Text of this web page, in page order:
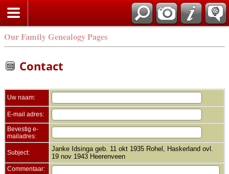
Our Family Genealogy Pages
Contact
Uw naam:
E-mail adres:
Bevestig e-
mailadres:
Subject:
Janke Idsinga geb. 11 okt 1935 Rohel, Haskerland ovl.
19 nov 1943 Heerenveen
Commentaar: